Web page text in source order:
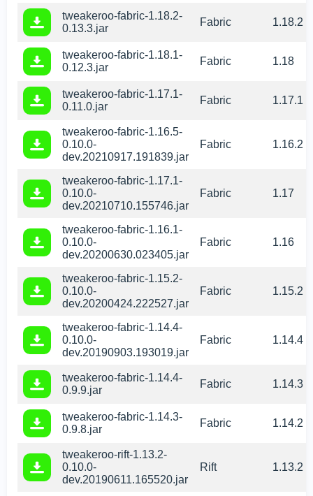
tweakeroo-fabric-1.18.2-
0.13.3.jar
Fabric 1.18.2
tweakeroo-fabric-1.18.1-
0.12.3.jar
Fabric 1.18
tweakeroo-fabric-1.17.1-
0.11.0.jar
Fabric 1.17.1
tweakeroo-fabric-1.16.5-
0.10.0-
dev.20210917.191839.jar
Fabric 1.16.2
tweakeroo-fabric-1.17.1-
0.10.0-
dev.20210710.155746.jar
Fabric 1.17
tweakeroo-fabric-1.16.1-
0.10.0-
dev.20200630.023405.jar
Fabric 1.16
tweakeroo-fabric-1.15.2-
0.10.0-
dev.20200424.222527.jar
Fabric 1.15.2
tweakeroo-fabric-1.14.4-
0.10.0-
dev.20190903.193019.jar
Fabric 1.14.4
tweakeroo-fabric-1.14.4-
0.9.9.jar
Fabric 1.14.3
tweakeroo-fabric-1.14.3-
0.9.8.jar
Fabric 1.14.2
tweakeroo-rift-1.13.2-
0.10.0-
dev.20190611.165520.jar
Rift 1.13.2